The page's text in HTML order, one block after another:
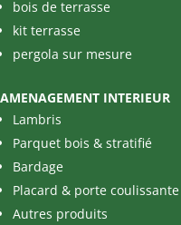
bois de terrasse
kit terrasse
pergola sur mesure
AMENAGEMENT INTERIEUR
Lambris
Parquet bois & stratifié
Bardage
Placard & porte coulissante
Autres produits